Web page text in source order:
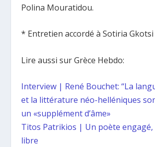
Polina Mouratidou.
* Entretien accordé à Sotiria Gkotsi
Lire aussi sur Grèce Hebdo:
Interview | René Bouchet: “La
et la littérature néo-helléniques
un «supplément d’âme»
Titos Patrikios | Un poète
libre